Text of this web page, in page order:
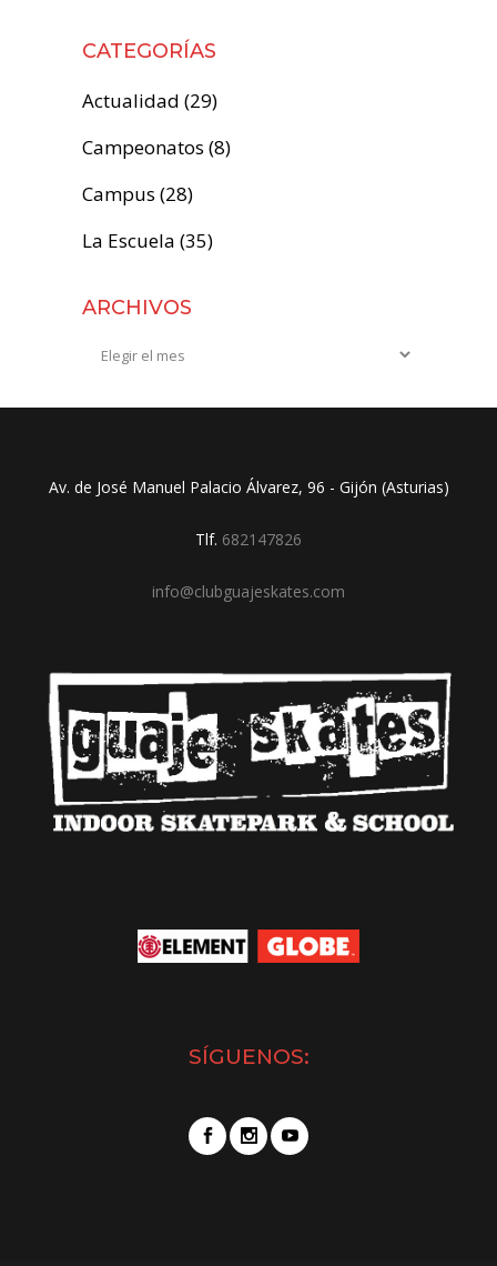
CATEGORÍAS
Actualidad (29)
Campeonatos (8)
Campus (28)
La Escuela (35)
ARCHIVOS
Archivos
Av. de José Manuel Palacio Álvarez, 96 - Gijón (Asturias)
Tlf. 682147826
info@clubguajeskates.com
SÍGUENOS: